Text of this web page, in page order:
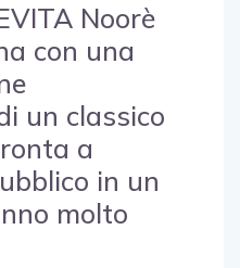
Noorè
con una
un classico
a
in un
molto